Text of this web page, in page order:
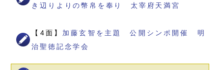
き辺りよりの幣帛を奉り 太宰府天満宮
【4面】 加藤玄智を主題 公開シンポ開催 明
治聖徳記念学会